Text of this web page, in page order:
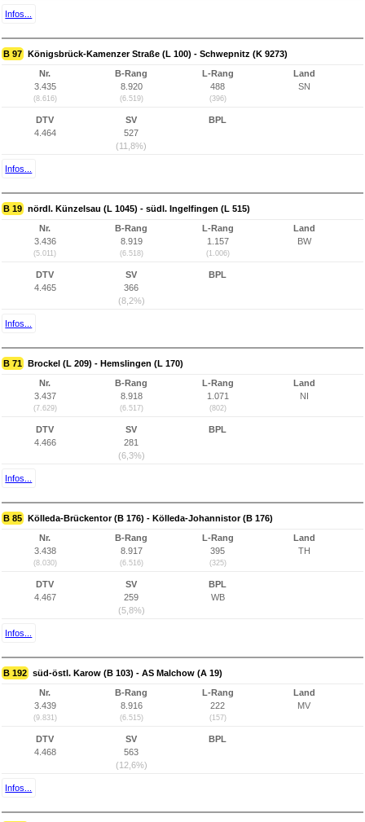
Infos...
B 97 Königsbrück-Kamenzer Straße (L 100) - Schwepnitz (K 9273)
Nr.
3.435
(8.616)
B-Rang
8.920
(6.519)
L-Rang
488
(396)
Land
SN
DTV
4.464
SV
527
(11,8%)
BPL
Infos...
B 19 nördl. Künzelsau (L 1045) - südl. Ingelfingen (L 515)
Nr.
3.436
(5.011)
B-Rang
8.919
(6.518)
L-Rang
1.157
(1.006)
Land
BW
DTV
4.465
SV
366
(8,2%)
BPL
Infos...
B 71 Brockel (L 209) - Hemslingen (L 170)
Nr.
3.437
(7.629)
B-Rang
8.918
(6.517)
L-Rang
1.071
(802)
Land
NI
DTV
4.466
SV
281
(6,3%)
BPL
Infos...
B 85 Kölleda-Brückentor (B 176) - Kölleda-Johannistor (B 176)
Nr.
3.438
(8.030)
B-Rang
8.917
(6.516)
L-Rang
395
(325)
Land
TH
DTV
4.467
SV
259
(5,8%)
BPL
WB
Infos...
B 192 süd-östl. Karow (B 103) - AS Malchow (A 19)
Nr.
3.439
(9.831)
B-Rang
8.916
(6.515)
L-Rang
222
(157)
Land
MV
DTV
4.468
SV
563
(12,6%)
BPL
Infos...